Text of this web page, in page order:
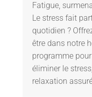
Fatigue,
Le stress fait
quotidien ?
être dans notre
programme
éliminer le
relaxation